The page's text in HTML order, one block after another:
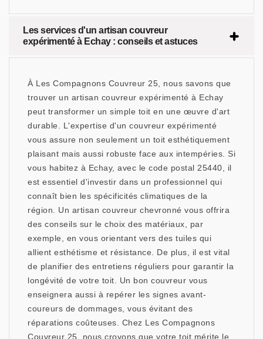
Les services d'un artisan couvreur
expérimenté à Echay : conseils et astuces
À Les Compagnons Couvreur 25, nous savons que
trouver un artisan couvreur expérimenté à Echay
peut transformer un simple toit en une œuvre d'art
durable. L'expertise d'un couvreur expérimenté
vous assure non seulement un toit esthétiquement
plaisant mais aussi robuste face aux intempéries. Si
vous habitez à Echay, avec le code postal 25440, il
est essentiel d'investir dans un professionnel qui
connaît bien les spécificités climatiques de la
région. Un artisan couvreur chevronné vous offrira
des conseils sur le choix des matériaux, par
exemple, en vous orientant vers des tuiles qui
allient esthétisme et résistance. De plus, il est vital
de planifier des entretiens réguliers pour garantir la
longévité de votre toit. Un bon couvreur vous
enseignera aussi à repérer les signes avant-
coureurs de dommages, vous évitant des
réparations coûteuses. Chez Les Compagnons
Couvreur 25, nous croyons que votre toit mérite le